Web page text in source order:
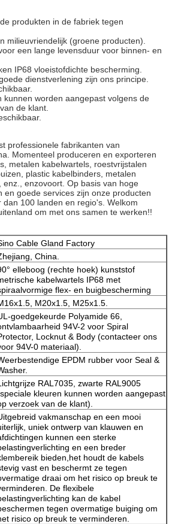
produkten in de fabriek tegen
milieuvriendelijk (groene producten).
een lange levensduur voor binnen- en
IP68 vloeistofdichte bescherming.
dienstverlening zijn ons principe.
kunnen worden aangepast volgens de
de klant.
professionele fabrikanten van
Momenteel produceren en exporteren
metalen kabelwartels, roestvrijstalen
plastic kabelbinders, metalen
enz., enzovoort. Op basis van hoge
en goede services zijn onze producten
100 landen en regio's. Welkom
om met ons samen te werken!!
Cable Gland Factory
China.
elleboog (rechte hoek) kunststof
kabelwartels IP68 met
flex- en buigbescherming
M20x1.5, M25x1.5.
goedgekeurde Polyamide 66,
94V-2 voor Spiral
Locknut & Body (contacteer ons
94V-0 materiaal).
EPDM rubber voor Seal &
RAL7035, zwarte RAL9005
kleuren kunnen worden aangepast
verzoek van de klant).
vakmanschap en een mooi
uniek ontwerp van klauwen en
kunnen een sterke
en een breder
bieden,het houdt de kabels
vast en beschermt ze tegen
draai om het risico op breuk te
De flexibele
kan de kabel
tegen overmatige buiging om
risico op breuk te verminderen.